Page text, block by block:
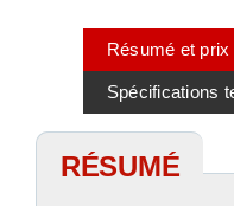
Résumé et prix
Spécifications
RÉSUMÉ